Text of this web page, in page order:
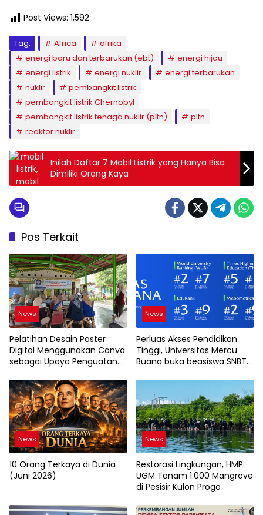
Post Views: 1,592
Tag: Africa
afrika
energi baru dan terbarukan (ebt)
energi hijau
energi listrik
energi nuklir
energi terbarukan
nuklir
pembangkit listrik
pembangkit listrik Chernobyl
pembangkit listrik tenaga nuklir (pltn)
pltn
reaktor nuklir
Inilah Daftar 7 Mobil Listrik yang Hanya Bisa
Dimiliki Orang Kaya
Pos Terkait
News
Pelatihan Desain Poster
Digital Menggunakan Canva
sebagai Upaya Penguatan
Kader PKK Kelurahan Bambu
Apus
News
Perluas Akses Pendidikan
Tinggi, Universitas Mercu
Buana buka beasiswa SNBT
News
10 Orang Terkaya di Dunia
(Juni 2026)
News
Restorasi Lingkungan, HMP
UGM Tanam 1.000 Mangrove
di Pesisir Kulon Progo